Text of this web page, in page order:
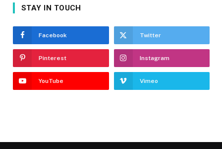
STAY IN TOUCH
Facebook Twitter
Pinterest Instagram
YouTube Vimeo